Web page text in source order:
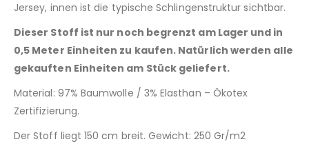
Jersey, innen ist die typische Schlingenstruktur sichtbar.
Dieser Stoff ist nur noch begrenzt am Lager und in
0,5 Meter Einheiten zu kaufen. Natürlich werden alle
gekauften Einheiten am Stück geliefert.
Material: 97% Baumwolle / 3% Elasthan – Ökotex
Zertifizierung.
Der Stoff liegt 150 cm breit. Gewicht: 250 Gr/m2